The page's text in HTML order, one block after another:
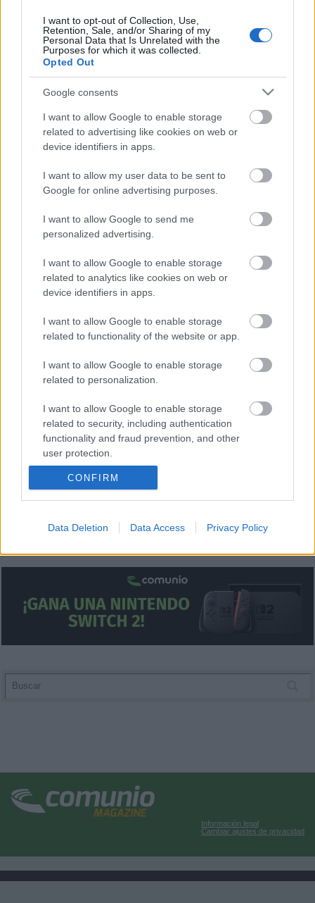
I want to opt-out of Collection, Use,
Retention, Sale, and/or Sharing of my
Personal Data that Is Unrelated with the
Purposes for which it was collected.
Opted Out
Google consents
I want to allow Google to enable storage
related to advertising like cookies on web or
device identifiers in apps.
I want to allow my user data to be sent to
Google for online advertising purposes.
I want to allow Google to send me
personalized advertising.
I want to allow Google to enable storage
related to analytics like cookies on web or
device identifiers in apps.
I want to allow Google to enable storage
related to functionality of the website or app.
I want to allow Google to enable storage
related to personalization.
I want to allow Google to enable storage
related to security, including authentication
functionality and fraud prevention, and other
user protection.
CONFIRM
Data Deletion Data Access Privacy Policy
La jornada 30 nos dejó varios
lesionados como Álvaro García,
Chimy Ávila y Yeray Álvarez.
: Alexander Sorloth (Villarreal, 44 puntos)
La medalla de oro al mejor jugador de marzo es para
mejor momento en el Villarreal de la mano de Marcelino y
entre las jornadas 27 y 30 ha anotado 5 goles y sumado un
total de 44 puntos. 20 de esos 44 los logró en la jornada 27
gracias a un hat-trick ante el Granada.
El gran rendimiento de Sorloth en las últimas jornadas le ha
metido de lleno en la lucha por el ‘Pichichi’, ya que lleva 14
goles y está a dos de Bellingham, Dovbyk y Budimir. El ex
registro en los tres años que lleva en Comunio LaLiga.
Información legal
Cambiar ajustes de privacidad